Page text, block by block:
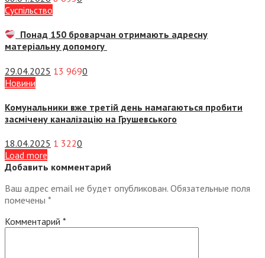
Суспiльство
Понад 150 броварчан отримають адресну
матеріальну допомогу
29.04.2025 13 9690
Новини
Комунальники вже третій день намагаються пробити
засмічену каналізацію на Грушевського
18.04.2025 1 3220
Load more
Добавить комментарий
Ваш адрес email не будет опубликован. Обязательные поля
помечены *
Комментарий *